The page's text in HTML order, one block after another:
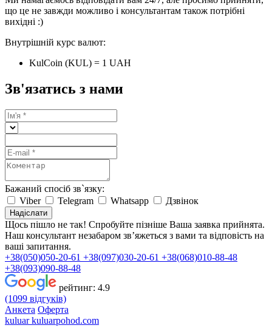
що це не завжди можливо і консультантам також потрібні
вихідні :)
Внутрішній курс валют:
KulCoin (KUL) = 1 UAH
Зв'язатись з нами
Бажаний спосіб зв`язку:
Viber
Telegram Whatsapp Дзвінок
Надіслати
Щось пішло не так! Спробуйте пізніше Ваша заявка прийнята.
Наш консультант незабаром зв’яжеться з вами та відповість на
ваші запитання.
+38(050)050-20-61 +38(097)030-20-61 +38(068)010-88-48
+38(093)090-88-48
рейтинг: 4.9
(1099 відгуків)
Анкета Оферта
kuluar kuluarpohod.com